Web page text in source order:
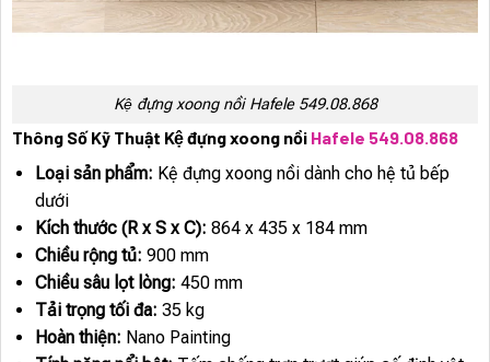
Kệ đựng xoong nồi Hafele 549.08.868
Thông Số Kỹ Thuật Kệ đựng xoong nồi Hafele 549.08.868
Loại sản phẩm: Kệ đựng xoong nồi dành cho hệ tủ bếp
dưới
Kích thước (R x S x C): 864 x 435 x 184 mm
Chiều rộng tủ: 900 mm
Chiều sâu lọt lòng: 450 mm
Tải trọng tối đa: 35 kg
Hoàn thiện: Nano Painting